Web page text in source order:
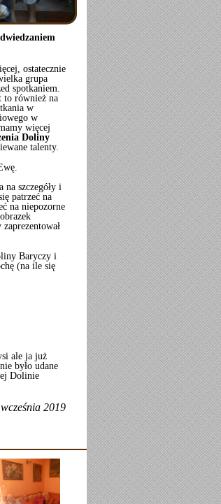
ostatecznie
grupa
spotkaniem.
to również na
w
w
więcej
Doliny
talenty.
na szczegóły i
patrzeć na
na niepozorne
Baryczy i
(na ile się
ale ja już
było udane
Dolinie
2019